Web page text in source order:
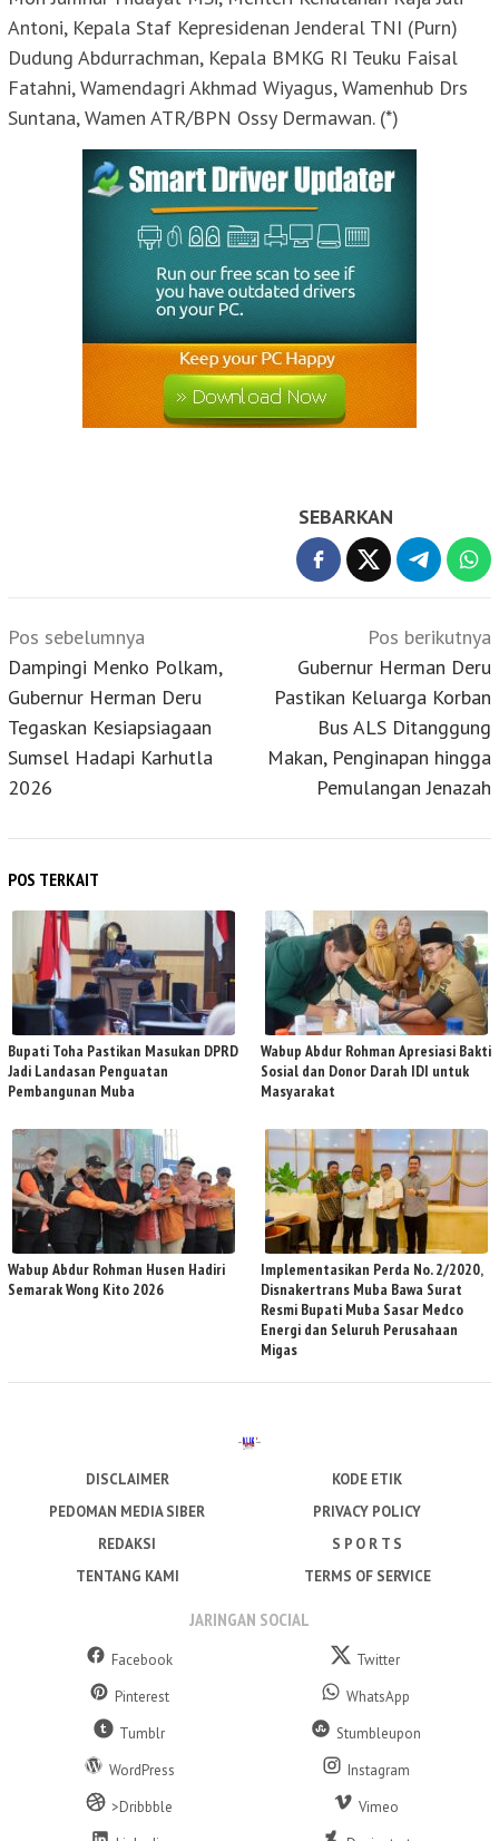
Antoni, Kepala Staf Kepresidenan Jenderal TNI (Purn)
Dudung Abdurrachman, Kepala BMKG RI Teuku Faisal
Fatahni, Wamendagri Akhmad Wiyagus, Wamenhub Drs
Suntana, Wamen ATR/BPN Ossy Dermawan. (*)
SEBARKAN
Navigasi
pos
Pos sebelumnya
Dampingi Menko Polkam,
Gubernur Herman Deru
Tegaskan Kesiapsiagaan
Sumsel Hadapi Karhutla
2026
Pos berikutnya
Gubernur Herman Deru
Pastikan Keluarga Korban
Bus ALS Ditanggung
Makan, Penginapan hingga
Pemulangan Jenazah
POS TERKAIT
Bupati Toha Pastikan Masukan DPRD
Jadi Landasan Penguatan
Pembangunan Muba
Wabup Abdur Rohman Apresiasi Bakti
Sosial dan Donor Darah IDI untuk
Masyarakat
Wabup Abdur Rohman Husen Hadiri
Semarak Wong Kito 2026
Implementasikan Perda No. 2/2020,
Disnakertrans Muba Bawa Surat
Resmi Bupati Muba Sasar Medco
Energi dan Seluruh Perusahaan
Migas
DISCLAIMER
KODE ETIK
PEDOMAN MEDIA SIBER
PRIVACY POLICY
REDAKSI
S P O R T S
TENTANG KAMI
TERMS OF SERVICE
JARINGAN SOCIAL
Facebook
Twitter
Pinterest
WhatsApp
Tumblr
Stumbleupon
WordPress
Instagram
>Dribbble
Vimeo